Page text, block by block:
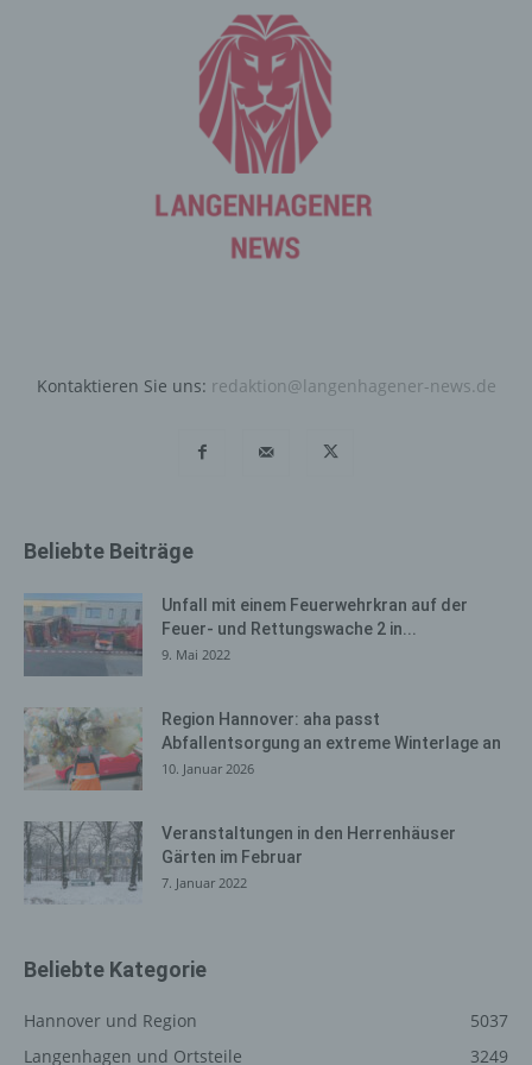
Kontaktieren Sie uns: redaktion@langenhagener-news.de
Beliebte Beiträge
Unfall mit einem Feuerwehrkran auf der
Feuer- und Rettungswache 2 in...
9. Mai 2022
Region Hannover: aha passt
Abfallentsorgung an extreme Winterlage an
10. Januar 2026
Veranstaltungen in den Herrenhäuser
Gärten im Februar
7. Januar 2022
Beliebte Kategorie
Hannover und Region
5037
Langenhagen und Ortsteile
3249
Angebote auf unserer Internetseite im Sinne des
Benutzers optimiert werden. Cookies ermöglichen uns,
wie bereits erwähnt, die Benutzer unserer Internetseite
wiederzuerkennen. Zweck dieser Wiedererkennung ist
es, den Nutzern die Verwendung unserer Internetseite
zu erleichtern. Der Benutzer einer Internetseite, die
Cookies verwendet, muss beispielsweise nicht bei jedem
Besuch der Internetseite erneut seine Zugangsdaten
eingeben, weil dies von der Internetseite und dem auf
dem Computersystem des Benutzers abgelegten Cookie
Die betroffene Person kann die Setzung von Cookies
entsprechenden Einstellung des genutzten
Internetbrowser oder andere Softwareprogramme
Internetbrowsern möglich. Deaktiviert die betroffene
Person die Setzung von Cookies in dem genutzten
Internetbrowser, sind unter Umständen nicht alle
Funktionen unserer Internetseite vollumfänglich nutzbar.
Erfassung von allgemeinen Daten
und Informationen
Internetseite durch eine betroffene Person oder ein
automatisiertes System eine Reihe von allgemeinen
Daten und Informationen. Diese allgemeinen Daten und
Browsertypen und Versionen, (2) das vom zugreifenden
Internetseite, von welcher ein zugreifendes System auf